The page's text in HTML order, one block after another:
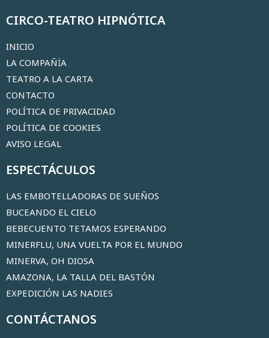
CIRCO-TEATRO HIPNÓTICA
INICIO
LA COMPAÑÏA
TEATRO A LA CARTA
CONTACTO
POLÍTICA DE PRIVACIDAD
POLÍTICA DE COOKIES
AVISO LEGAL
ESPECTÁCULOS
LAS EMBOTELLADORAS DE SUEÑOS
BUCEANDO EL CIELO
BEBECUENTO TETAMOS ESPERANDO
MINERFLU, UNA VUELTA POR EL MUNDO
MINERVA, OH DIOSA
AMAZONA, LA TALLA DEL BASTÓN
EXPEDICIÓN LAS NADIES
CONTÁCTANOS